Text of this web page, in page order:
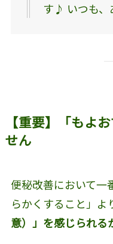
す♪ いつも、
【重要】「もよ
せん
便秘改善において一
らかくすること」よ
意）」を感じられる